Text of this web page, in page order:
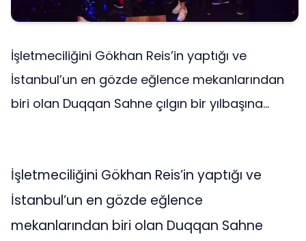
İşletmeciliğini Gökhan Reis’in yaptığı ve
İstanbul’un en gözde eğlence mekanlarından
biri olan Duqqan Sahne çılgın bir yılbaşına...
İşletmeciliğini Gökhan Reis’in yaptığı ve
İstanbul’un en gözde eğlence
mekanlarından biri olan Duqqan Sahne